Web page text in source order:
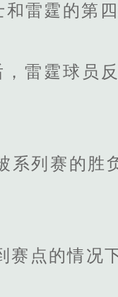
霆的第四
霆球员反
列赛的胜负
点的情况下